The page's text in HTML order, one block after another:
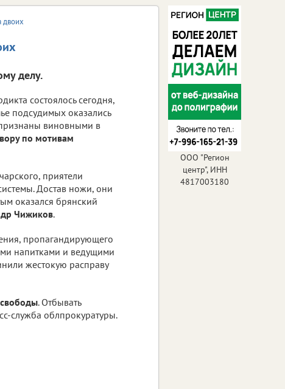
двоих
делу.
состоялось сегодня,
подсудимых оказались
виновными в
по мотивам
приятели
Достав ножи, они
оказался брянский
Чижиков.
пропагандирующего
напитками и ведущими
жестокую расправу
. Отбывать
служба облпрокуратуры.
ООО "Регион
центр", ИНН
4817003180